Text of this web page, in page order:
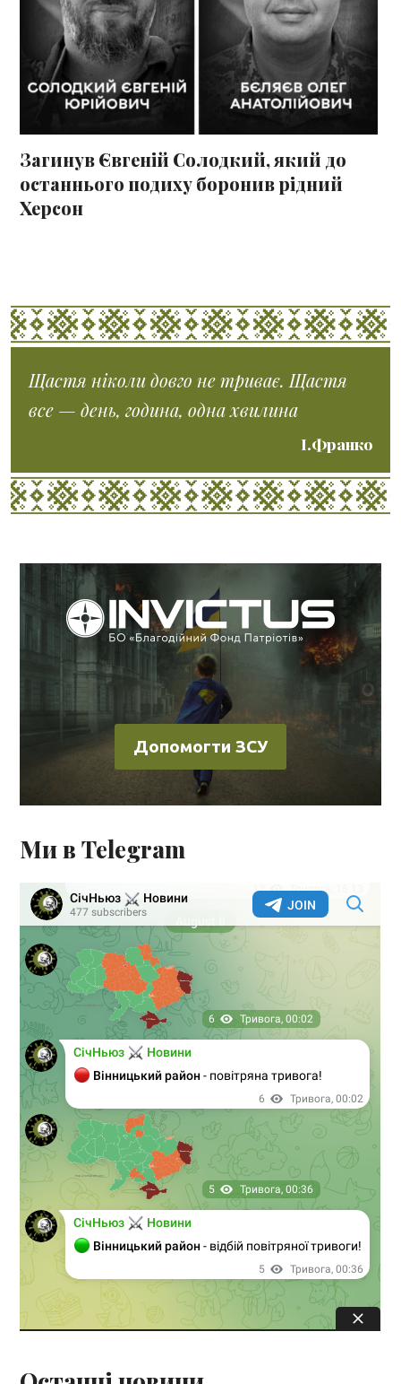
Загинув Євгеній Солодкий, який до
останнього подиху боронив рідний
Херсон
Щастя ніколи довго не триває. Щастя
все — день, година, одна хвилина
І.Франко
Допомогти ЗСУ
Ми в Telegram